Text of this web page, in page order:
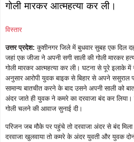
गोली मारकर आत्महत्या कर ली।
विस्तार
उत्तर प्रदेश: कुशीनगर जिले में बुधवार सुबह एक दिल
जहां एक जीजा ने अपनी सगी साली की गोली मारकर
गोली मारकर आत्महत्या कर ली। घटना से पूरे इलाके
अनुसार आरोपी युवक बाइक से बिहार से अपने ससुराल
सामान्य बातचीत करने के बाद उसने अपनी साली को
अंदर जाते ही युवक ने कमरे का दरवाजा बंद कर
गोली चलने की आवाज सुनाई दी।
परिजन जब मौके पर पहुंचे तो दरवाजा अंदर से बंद
दरवाजा खुलवाया तो कमरे के अंदर युवती और युवक